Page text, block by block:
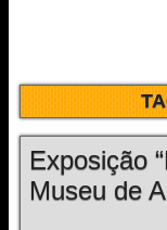
Exposição
Museu de